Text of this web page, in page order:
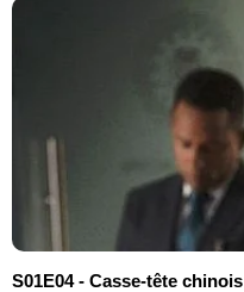
S01E04 - Casse-tête chinois